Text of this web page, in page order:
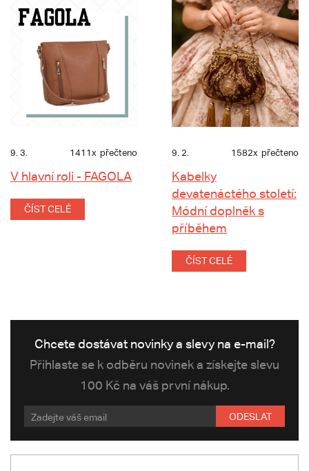
9. 3. 1411x přečteno
V hlavní roli - FAGOLA
ČÍST CELÉ
9. 2. 1582x přečteno
Kabelky
devatenáctého století:
Módní doplněk s
příběhem
ČÍST CELÉ
Chcete dostávat novinky a slevy na e-mail?
Přihlaste se k odběru novinek a získejte slevu
100 Kč na váš první nákup.
ODESLAT